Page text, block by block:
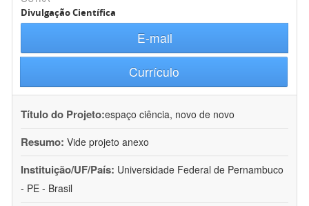
Divulgação Científica
E-mail
Currículo
Título do Projeto:espaço ciência, novo de novo
Resumo: Vide projeto anexo
Instituição/UF/País: Universidade Federal de Pernambuco
- PE - Brasil